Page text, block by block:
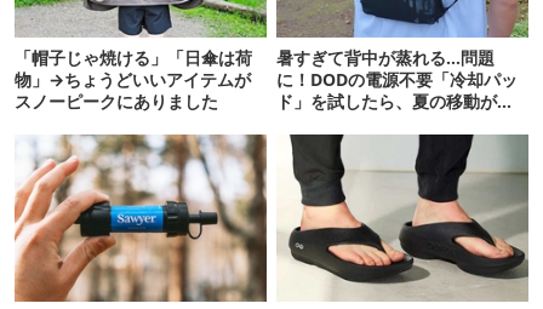
「帽子じゃ焼ける」「日傘は荷
物」→ちょうどいいアイテムが
スノーピークにありました
暑すぎて背中が蒸れる…問題
に！DODの電源不要「冷却パッ
ド」を試したら、夏の移動がラ